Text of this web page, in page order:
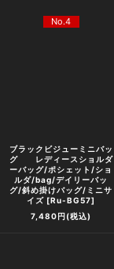
No.4
ブラックビジューミニバッ
グ レディースショルダ
ーバッグ/ポシェット/ショ
ルダ/bag/デイリーバッ
グ/斜め掛けバッグ/ミニサ
イズ [Ru-BG57]
7,480円(税込)